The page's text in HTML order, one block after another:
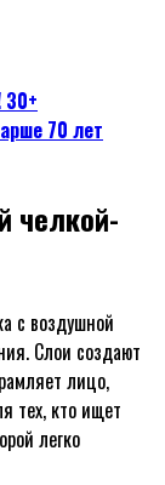
30+
70 лет
челкой-
с воздушной
Слои создают
лицо,
тех, кто ищет
легко